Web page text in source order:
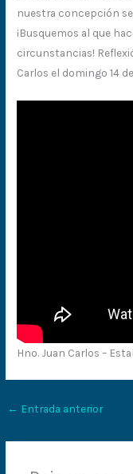
nuestra concepción
¡Busquemos al que
circunstancias!
Carlos el domingo 14
Hno. Juan Carlos –
← Entrada anterior